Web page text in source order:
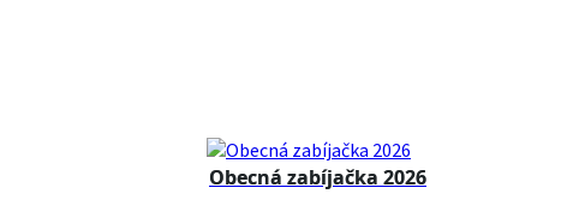
Obecná zabíjačka 2026